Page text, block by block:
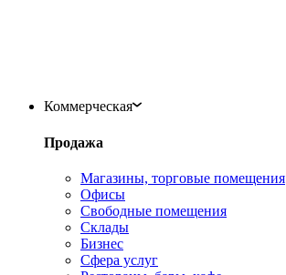
Коммерческая
Продажа
Магазины, торговые помещения
Офисы
Свободные помещения
Склады
Бизнес
Сфера услуг